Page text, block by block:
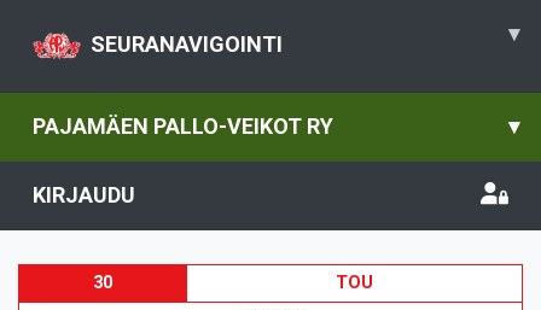
SEURANAVIGOINTI ▾
PAJAMÄEN PALLO-VEIKOT RY ▾
KIRJAUDU
30 TOU